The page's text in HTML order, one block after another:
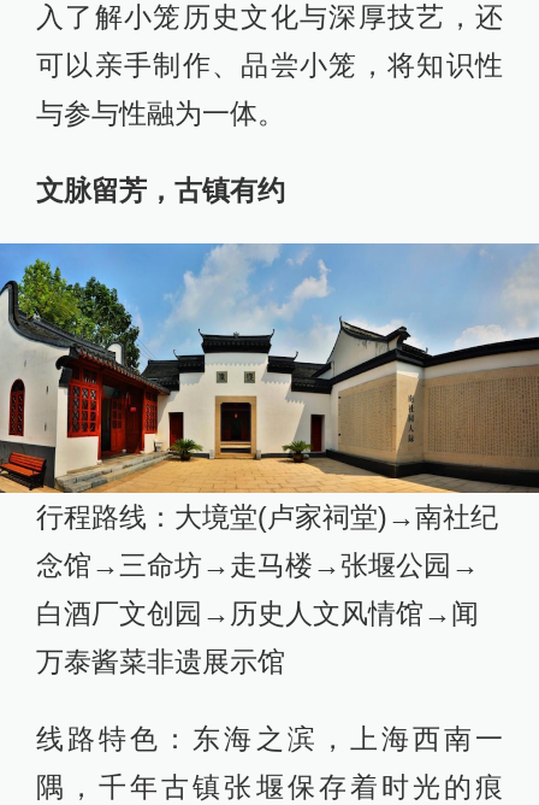
入了解小笼历史文化与深厚技艺，还
可以亲手制作、品尝小笼，将知识性
与参与性融为一体。
文脉留芳，古镇有约
行程路线：大境堂(卢家祠堂)→南社纪
念馆→三命坊→走马楼→张堰公园→
白酒厂文创园→历史人文风情馆→闻
万泰酱菜非遗展示馆
线路特色：东海之滨，上海西南一
隅，千年古镇张堰保存着时光的痕